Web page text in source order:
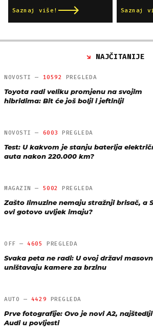
Saznaj više! Saznaj
NAJČITANIJE
NOVOSTI — 10592 PREGLEDA
Toyota radi veliku promjenu na svojim
hibridima: Bit će još bolji i jeftiniji
NOVOSTI — 6003 PREGLEDA
Test: U kakvom je stanju baterija
auta nakon 220.000 km?
MAGAZIN — 5002 PREGLEDA
Zašto limuzine nemaju stražnji brisač, a
ovi gotovo uvijek imaju?
OFF —4605 PREGLEDA
Svaka peta ne radi: U ovoj državi
uništavaju kamere za brzinu
AUTO — 4429 PREGLEDA
Prve fotografije: Ovo je novi A2,
Audi u povijesti